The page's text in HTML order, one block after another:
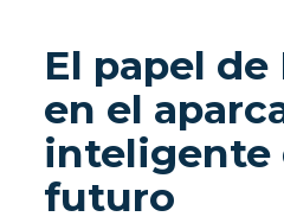
El papel
en el
inteligente
futuro